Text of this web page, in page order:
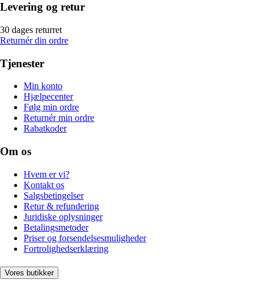
Levering og retur
30 dages returret
Returnér din ordre
Tjenester
Min konto
Hjælpecenter
Følg min ordre
Returnér min ordre
Rabatkoder
Om os
Hvem er vi?
Kontakt os
Salgsbetingelser
Retur & refundering
Juridiske oplysninger
Betalingsmetoder
Priser og forsendelsesmuligheder
Fortrolighedserklæring
Vores butikker